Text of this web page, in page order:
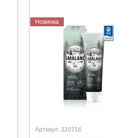
Новинка
Артикул:320716